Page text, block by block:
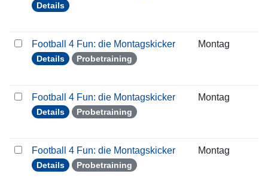
Details
Football 4 Fun: die Montagskicker
Details Probetraining
Montag
Football 4 Fun: die Montagskicker
Details Probetraining
Montag
Football 4 Fun: die Montagskicker
Details Probetraining
Montag